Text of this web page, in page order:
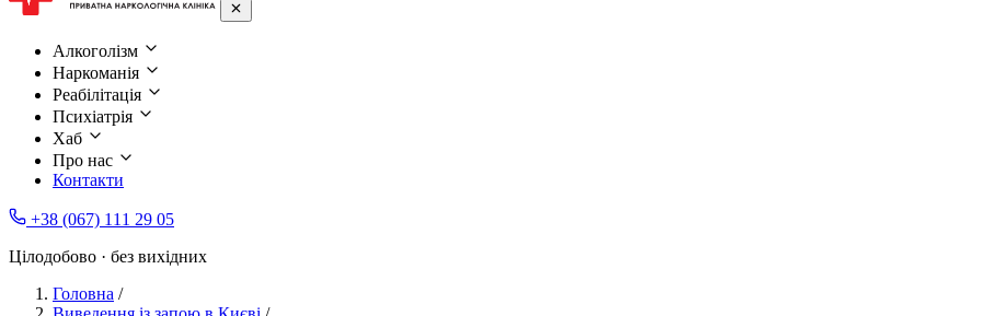
Алкоголізм
Наркоманія
Реабілітація
Психіатрія
Хаб
Про нас
Контакти
+38 (067) 111 29 05
Цілодобово · без вихідних
Головна /